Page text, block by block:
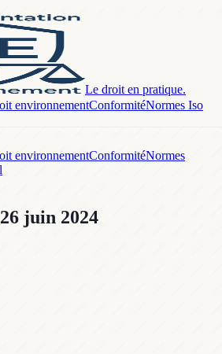
Le droit en pratique.
environnementConformitéNormes Iso
environnementConformitéNormes
juin 2024